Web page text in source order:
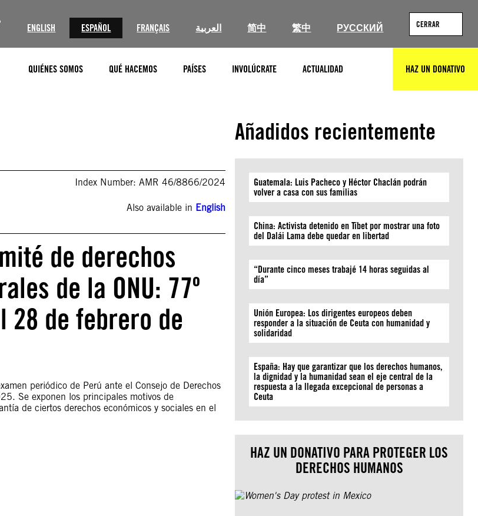
ENGLISH ESPAÑOL FRANÇAIS العربية 简中 繁中 РУССКИЙ CERRAR
QUIÉNES SOMOS QUÉ HACEMOS PAÍSES INVOLÚCRATE ACTUALIDAD HAZ UN DONATIVO
Index Number: AMR 46/8866/2024
Also available in English
de derechos
de la ONU: 77º
28 de febrero de
periódico de Perú ante el Consejo de Derechos
Se exponen los principales motivos de
de ciertos derechos económicos y sociales en el
Añadidos recientemente
Guatemala: Luis Pacheco y Héctor Chaclán podrán
volver a casa con sus familias
China: Activista detenido en Tíbet por mostrar una foto
del Dalái Lama debe quedar en libertad
“Durante cinco meses trabajé 14 horas seguidas al
día”
Unión Europea: Los dirigentes europeos deben
responder a la situación de Ceuta con humanidad y
solidaridad
España: Hay que garantizar que los derechos humanos,
la dignidad y la humanidad sean el eje central de la
respuesta a la llegada excepcional de personas a
Ceuta
HAZ UN DONATIVO PARA PROTEGER LOS
DERECHOS HUMANOS